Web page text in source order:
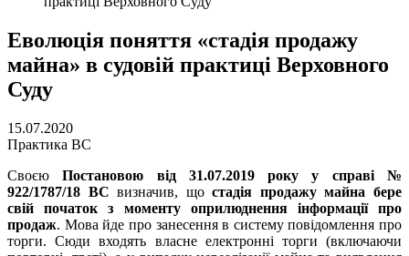
Еволюція поняття «стадія продажу
майна» в судовій практиці Верховного
Суду
15.07.2020
Практика ВС
СвоєюПостановою від 31.07.2019 року у справі №
922/1787/18 ВС визначив, щостадія продажу майна бере
свій початок з моменту оприлюднення інформації про
продаж. Мова йде про занесення в систему повідомлення про
торги. Сюди входять власне електронні торги (включаючи